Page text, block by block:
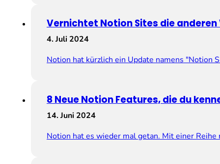
Vernichtet Notion Sites die
4. Juli 2024
Notion hat kürzlich ein Update namens
8 Neue Notion Features, die du
14. Juni 2024
Notion hat es wieder mal getan. Mit einer